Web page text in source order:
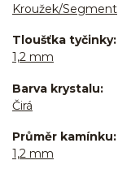
Kroužek/Segment
Tloušťka tyčinky
1,2 mm
Barva krystalu
Čirá
Průměr kamínku
1,2 mm